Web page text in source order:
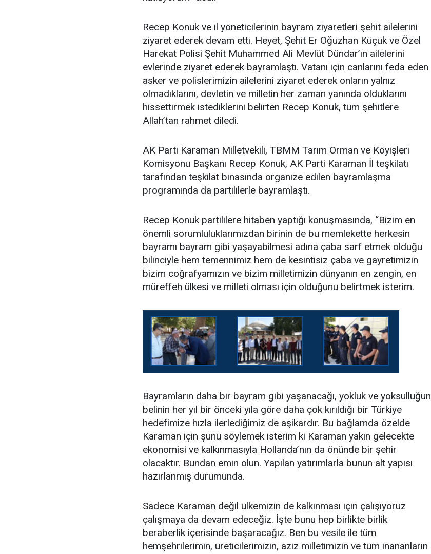
Recep Konuk ve il yöneticilerinin bayram ziyaretleri şehit ailelerini
ziyaret ederek devam etti. Heyet, Şehit Er Oğuzhan Küçük ve Özel
Harekat Polisi Şehit Muhammed Ali Mevlüt Dündar’ın ailelerini
evlerinde ziyaret ederek bayramlaştı. Vatanı için canlarını feda eden
asker ve polislerimizin ailelerini ziyaret ederek onların yalnız
olmadıklarını, devletin ve milletin her zaman yanında olduklarını
hissettirmek istediklerini belirten Recep Konuk, tüm şehitlere
Allah’tan rahmet diledi.
AK Parti Karaman Milletvekili, TBMM Tarım Orman ve Köyişleri
Komisyonu Başkanı Recep Konuk, AK Parti Karaman İl teşkilatı
tarafından teşkilat binasında organize edilen bayramlaşma
programında da partililerle bayramlaştı.
Recep Konuk partililere hitaben yaptığı konuşmasında, “Bizim en
önemli sorumluluklarımızdan birinin de bu memlekette herkesin
bayramı bayram gibi yaşayabilmesi adına çaba sarf etmek olduğu
bilinciyle hem temennimiz hem de kesintisiz çaba ve gayretimizin
bizim coğrafyamızın ve bizim milletimizin dünyanın en zengin, en
müreffeh ülkesi ve milleti olması için olduğunu belirtmek isterim.
Bayramların daha bir bayram gibi yaşanacağı, yokluk ve yoksulluğun
belinin her yıl bir önceki yıla göre daha çok kırıldığı bir Türkiye
hedefimize hızla ilerlediğimiz de aşikardır. Bu bağlamda özelde
Karaman için şunu söylemek isterim ki Karaman yakın gelecekte
ekonomisi ve kalkınmasıyla Hollanda’nın da önünde bir şehir
olacaktır. Bundan emin olun. Yapılan yatırımlarla bunun alt yapısı
hazırlanmış durumunda.
Sadece Karaman değil ülkemizin de kalkınması için çalışıyoruz
çalışmaya da devam edeceğiz. İşte bunu hep birlikte birlik
beraberlik içerisinde başaracağız. Ben bu vesile ile tüm
hemşehrilerimin, üreticilerimizin, aziz milletimizin ve tüm inananların